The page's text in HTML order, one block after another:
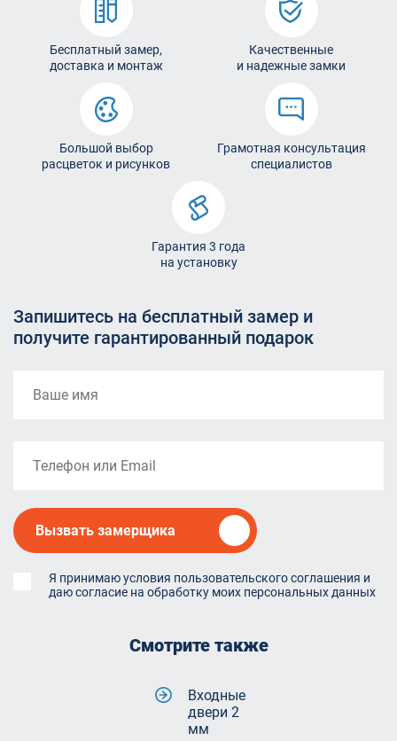
Бесплатный замер,
доставка и монтаж
Качественные
и надежные замки
Большой выбор
расцветок и рисунков
Грамотная консультация
специалистов
Гарантия 3 года
на установку
Запишитесь на бесплатный замер и
получите гарантированный подарок
Вызвать замерщика
Я принимаю условия пользовательского соглашения и
даю согласие на обработку моих персональных данных
Смотрите также
Входные
двери 2
мм